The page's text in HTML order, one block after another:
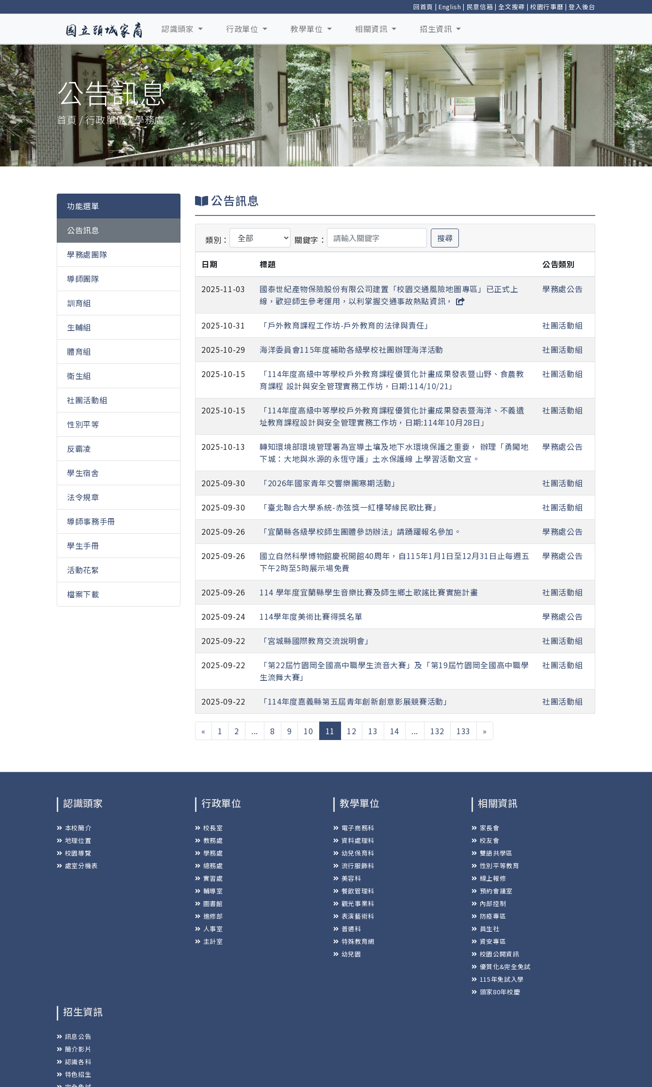
回首頁 | English | 民意信箱 |全文搜尋 | 校園行事曆 |登入後台
認識頭家 行政單位 教學單位 相關資訊 招生資訊
公告訊息
首頁 / 行政單位 / 學務處
功能選單
公告訊息
學務處團隊
導師團隊
訓育組
生輔組
體育組
衛生組
社團活動組
性別平等
反霸凌
學生宿舍
法令規章
導師事務手冊
學生手冊
活動花絮
檔案下載
公告訊息
類別： 關鍵字： 搜尋
日期 標題 公告類別
2025-11-03
國泰世紀產物保險股份有限公司建置「校園交通風險地圖專區」已正式上
線，歡迎師生參考運用，以利掌握交通事故熱點資訊，
學務處公告
2025-10-31 「戶外教育課程工作坊-戶外教育的法律與責任」 社團活動組
2025-10-29 海洋委員會115年度補助各級學校社團辦理海洋活動 社團活動組
2025-10-15
「114年度高級中等學校戶外教育課程優質化計畫成果發表暨山野、食農教
育課程 設計與安全管理實務工作坊，日期:114/10/21」
社團活動組
2025-10-15
「114年度高級中等學校戶外教育課程優質化計畫成果發表暨海洋、不義遺
址教育課程設計與安全管理實務工作坊，日期:114年10月28日」
社團活動組
2025-10-13
轉知環境部環境管理署為宣導土壤及地下水環境保護之重要， 辦理「勇闖地
下城：大地與水源的永恆守護」土水保護線 上學習活動文宣。
學務處公告
2025-09-30 「2026年國家青年交響樂團寒期活動」 社團活動組
2025-09-30 「臺北聯合大學系統-赤弦獎一紅樓琴緣民歌比賽」 社團活動組
2025-09-26 「宜蘭縣各級學校師生團體參訪辦法」請踴躍報名參加。 學務處公告
2025-09-26
國立自然科學博物館慶祝開館40周年，自115年1月1日至12月31日止每週五
下午2時至5時展示場免費
學務處公告
2025-09-26 114 學年度宜蘭縣學生音樂比賽及師生鄉土歌謠比賽實施計畫 社團活動組
2025-09-24 114學年度美術比賽得獎名單 學務處公告
2025-09-22 「宮城縣國際教育交流說明會」 社團活動組
2025-09-22
「第22屆竹園岡全國高中職學生流音大賽」及「第19屆竹園岡全國高中職學
生流舞大賽」
社團活動組
2025-09-22 「114年度嘉義縣第五屆青年創新創意影展競賽活動」 社團活動組
« 1 2 ... 8 9 10 11 (current)
12 13 14 ... 132 133 »
認識頭家
本校簡介
地理位置
校園導覽
處室分機表
行政單位
校長室
教務處
學務處
總務處
實習處
輔導室
圖書館
進修部
人事室
主計室
教學單位
電子商務科
資料處理科
幼兒保育科
流行服飾科
美容科
餐飲管理科
觀光事業科
表演藝術科
普通科
特殊教育網
幼兒園
相關資訊
家長會
校友會
雙語共學區
性別平等教育
線上報修
預約會議室
內部控制
防疫專區
員生社
資安專區
校園公開資訊
優質化&完全免試
115年免試入學
頭家80年校慶
招生資訊
訊息公告
簡介影片
認識各科
特色招生